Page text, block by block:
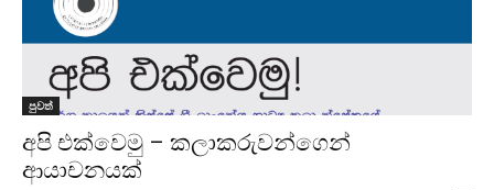
පුවත්
අපි එක්වෙමු – කලාකරුවන්ගෙන්
ආයාචනයක්